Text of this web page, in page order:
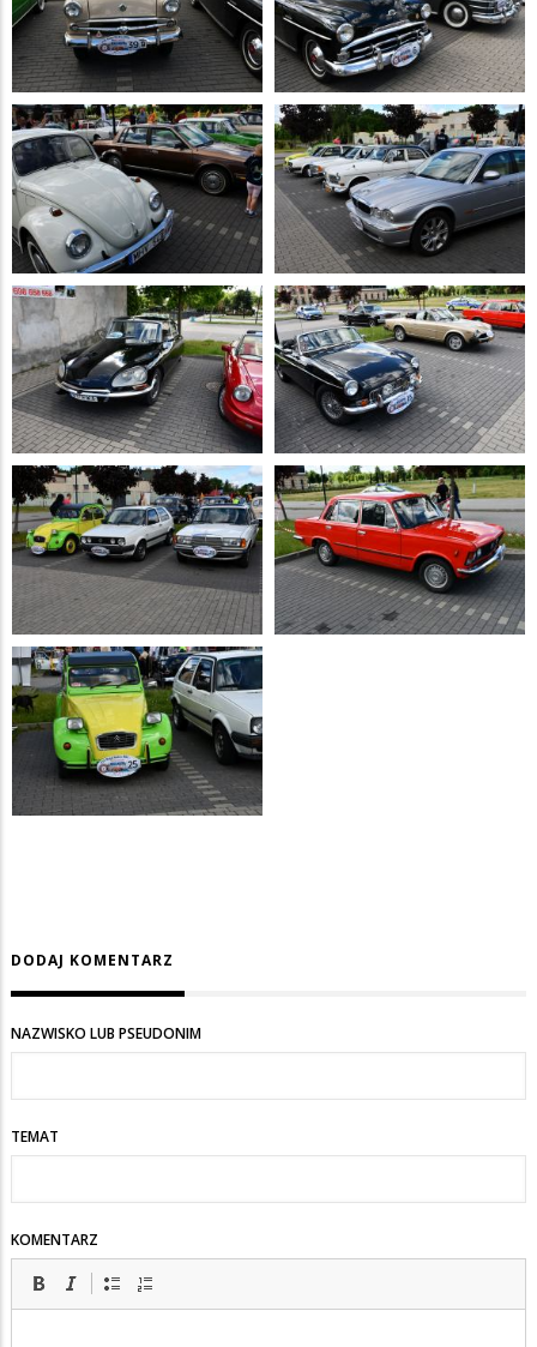
DODAJ KOMENTARZ
NAZWISKO LUB PSEUDONIM
TEMAT
KOMENTARZ